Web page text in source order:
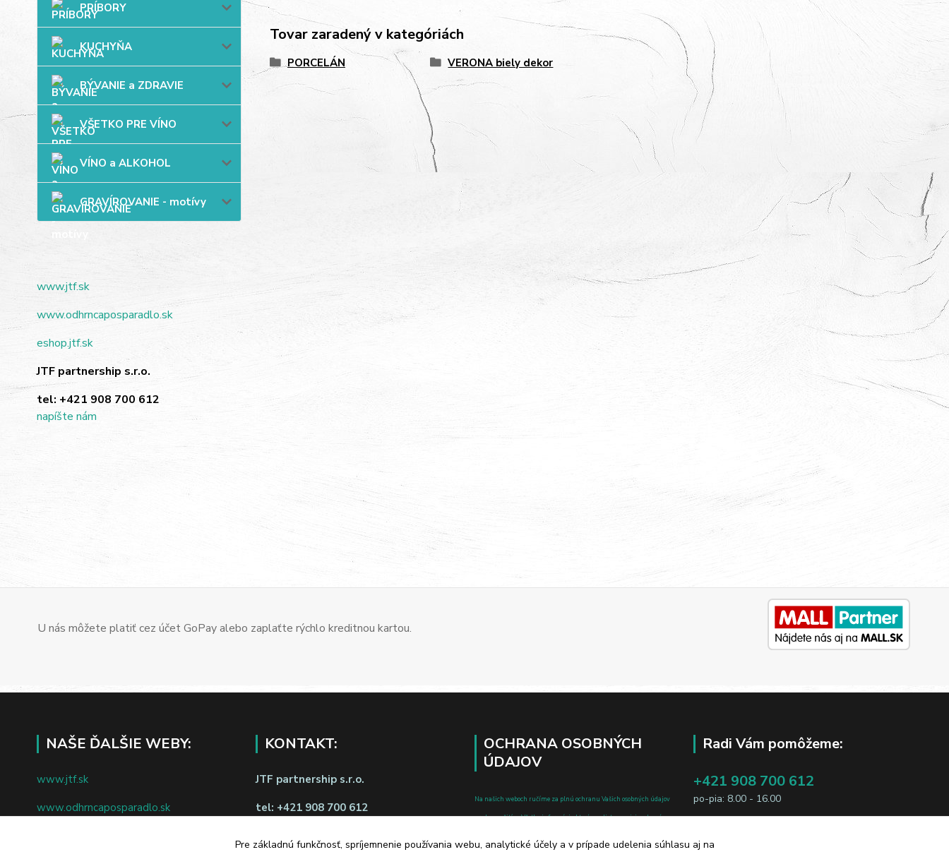
PRÍBORY
KUCHYŇA
BÝVANIE a ZDRAVIE
VŠETKO PRE VÍNO
VÍNO a ALKOHOL
GRAVÍROVANIE - motívy
www.jtf.sk
www.odhrncaposparadlo.sk
eshop.jtf.sk
JTF partnership s.r.o.
tel: +421 908 700 612
napíšte nám
Tovar zaradený v kategóriách
PORCELÁN VERONA biely dekor
U nás môžete platiť cez účet GoPay alebo zaplaťte rýchlo kreditnou kartou.
NAŠE ĎALŠIE WEBY:
www.jtf.sk
www.odhrncaposparadlo.sk
KONTAKT:
JTF partnership s.r.o.
tel: +421 908 700 612
napíšte nám
OCHRANA OSOBNÝCH
ÚDAJOV
Na našich weboch ručíme za plnú ochranu Vašich osobných údajov
pred zneužitím. Všetky informácie, ktoré uvediete o svojej osobe, sú
Radi Vám pomôžeme:
+421 908 700 612
po-pia: 8.00 - 16.00
Pre základnú funkčnosť, spríjemnenie používania webu, analytické účely a v prípade udelenia súhlasu aj na